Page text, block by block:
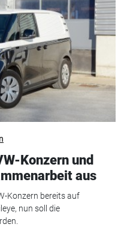
Konzern und
aus
Konzern bereits auf
nun soll die